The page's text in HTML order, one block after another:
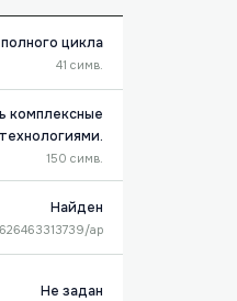
цикла
41 симв.
комплексные
150 симв.
Найден
ap
Не задан